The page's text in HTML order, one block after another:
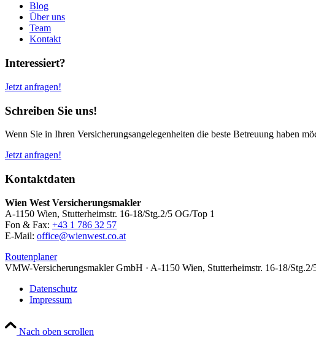
Blog
Über uns
Team
Kontakt
Interessiert?
Jetzt anfragen!
Schreiben Sie uns!
Wenn Sie in Ihren Ver­sicherungs­angelegen­heiten die beste Betreuung haben
Jetzt anfragen!
Kontaktdaten
Wien West Versicherungsmakler
A-1150 Wien, Stutterheimstr. 16-18/Stg.2/5 OG/Top 1
Fon & Fax: +43 1 786 32 57
E-Mail: office@wienwest.co.at
Routenplaner
VMW-Versicherungsmakler GmbH · A-1150 Wien, Stutterheimstr. 16-18/
Datenschutz
Impressum
Nach oben scrollen